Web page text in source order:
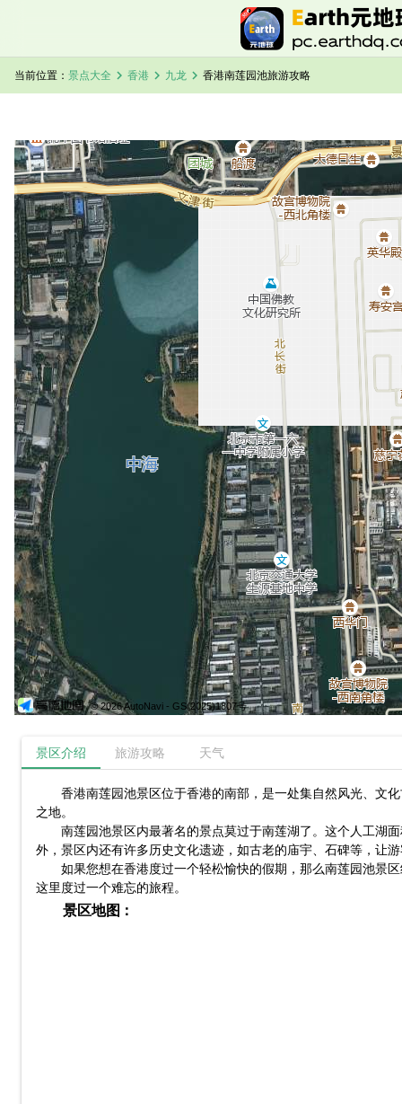
当前位置： 景点大全 chevron_right 香港 chevron_right 九龙 chevron_right 香港南莲园池旅游攻略
香港南莲园池卫星地图加载中，请稍候...
© 2026 AutoNavi - GS(2025)1807号
景区介绍 旅游攻略 天气
香港南莲园池景区位于香港的南部，是一处集自然风光、文
之地。
南莲园池景区内最著名的景点莫过于南莲湖了。这个人工湖
外，景区内还有许多历史文化遗迹，如古老的庙宇、石碑等，让
如果您想在香港度过一个轻松愉快的假期，那么南莲园池景
这里度过一个难忘的旅程。
景区地图：